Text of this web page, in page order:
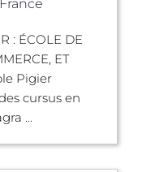
: ÉCOLE DE
ET
Pigier
cursus en
...